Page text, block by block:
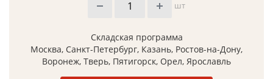
шт
Складская программа
Москва, Санкт-Петербург, Казань, Ростов-на-Дону,
Воронеж, Тверь, Пятигорск, Орел, Ярославль